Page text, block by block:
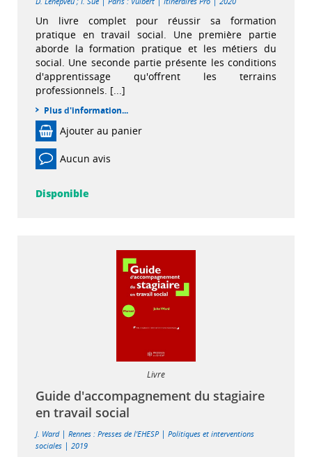
Un livre complet pour réussir sa formation
pratique en travail social. Une première partie
aborde la formation pratique et les métiers du
social. Une seconde partie présente les conditions
d'apprentissage qu'offrent les terrains
professionnels. [...]
Plus d'information...
Ajouter au panier
Aucun avis
Disponible
Livre
Guide d'accompagnement du stagiaire
en travail social
J. Ward | Rennes : Presses de l'EHESP| Politiques et interventions
sociales | 2019